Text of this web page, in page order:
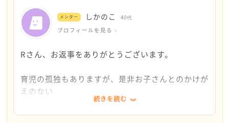
「自分の心と生活をどう守るか」に意識を向けること
も大切だと思います。
相手を変えるってすごく難しいけれど、自分が変わる
のです。でもこれも時間がかかることだと思います。
私も、自分と子どもの日常を優先して、物理的にも心
理的にも少し距離をとった時期がありました。
その時間があったことで、相手の態度に一喜一憂せず
にいられるようになり、
メンター しかのこ 40代
プロフィールを見る
Rさん、お返事をありがとうございます。
育児の孤独もありますが、是非お子さんとのかけが
えのない
今しかない時間を大切にされてください。
時が経てば大変なことも、きっといい思い出になる
続きを読む